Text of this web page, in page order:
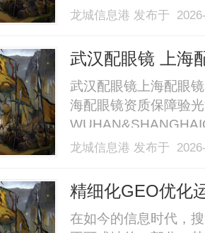
业验光配镜的写字楼
40%-60%优惠，兼顾
龙城信息港 发布于
武汉配眼镜 上海
武汉配眼镜上海配眼
海配眼镜资质保障验
业验光配镜的写字楼
40%-60%优惠，兼顾
龙城信息港 发布于
精细化GEO优化
在如今的信息时代，